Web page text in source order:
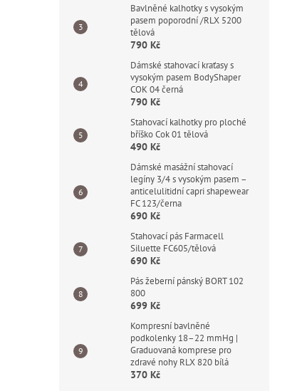
Bavlněné kalhotky s vysokým
pasem poporodní /RLX 5200
tělová
790 Kč
Dámské stahovací kraťasy s
vysokým pasem BodyShaper
COK 04 černá
790 Kč
Stahovací kalhotky pro ploché
bříško Cok 01 tělová
490 Kč
Dámské masážní stahovací
legíny 3/4 s vysokým pasem –
anticelulitidní capri shapewear
FC 123/černa
690 Kč
Stahovací pás Farmacell
Siluette FC605/tělová
690 Kč
Pás žeberní pánský BORT 102
800
699 Kč
Kompresní bavlněné
podkolenky 18–22 mmHg |
Graduovaná komprese pro
zdravé nohy RLX 820 bílá
370 Kč